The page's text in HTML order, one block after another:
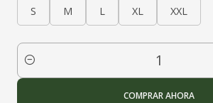
S
M L XL XXL
Cantidad
COMPRAR AHORA